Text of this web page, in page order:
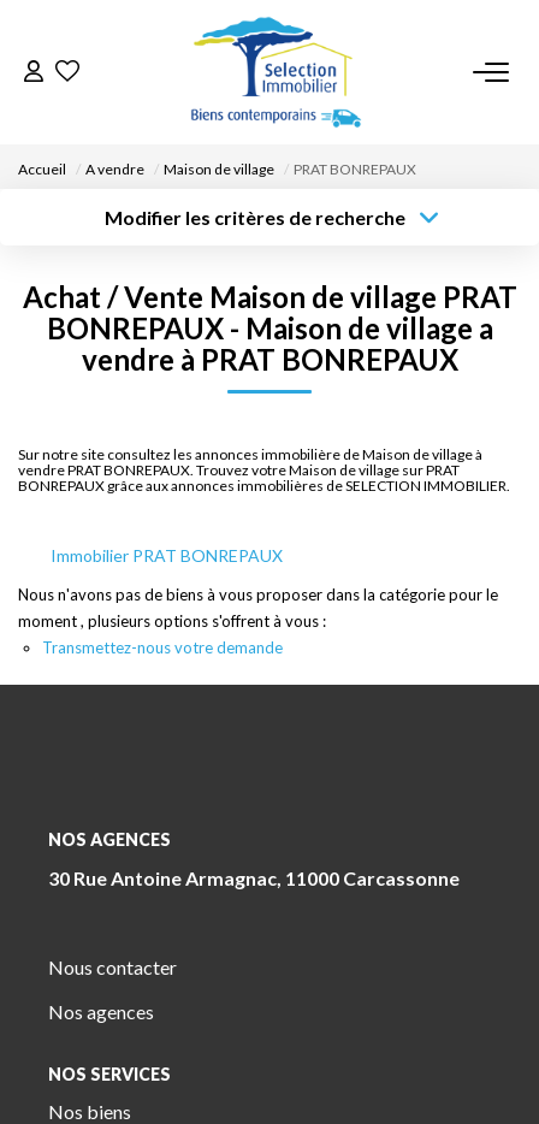
ACCUEIL
DÉPOSEZ VOTRE RECHERCHE
CONTACT
Accueil A vendre Maison de village PRAT BONREPAUX
Modifier les critères de recherche
Sélectionnez...
Type de bien
Surface min
Budget max
Rayon
Créer une
Achat / Vente Maison de village PRAT
BONREPAUX - Maison de village a
vendre à PRAT BONREPAUX
Sur notre site consultez les annonces immobilière de Maison de village à
vendre PRAT BONREPAUX. Trouvez votre Maison de village sur PRAT
BONREPAUX grâce aux annonces immobilières de SELECTION IMMOBILIER.
Immobilier PRAT BONREPAUX
Nous n'avons pas de biens à vous proposer dans la catégorie pour le
moment , plusieurs options s'offrent à vous :
Transmettez-nous votre demande
NOS AGENCES
30 Rue Antoine Armagnac, 11000 Carcassonne
Nous contacter
Nos agences
NOS SERVICES
Nos biens